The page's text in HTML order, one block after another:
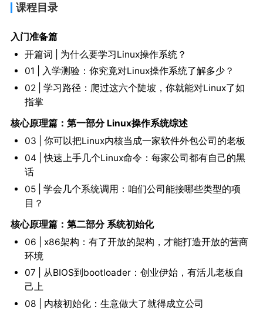
课程目录
入门准备篇
开篇词 | 为什么要学习Linux操作系统？
01 | 入学测验：你究竟对Linux操作系统了解多少？
02 | 学习路径：爬过这六个陡坡，你就能对Linux了如
指掌
核心原理篇：第一部分 Linux操作系统综述
03 | 你可以把Linux内核当成一家软件外包公司的老板
04 | 快速上手几个Linux命令：每家公司都有自己的黑
话
05 | 学会几个系统调用：咱们公司能接哪些类型的项
目？
核心原理篇：第二部分 系统初始化
06 | x86架构：有了开放的架构，才能打造开放的营商
环境
07 | 从BIOS到bootloader：创业伊始，有活儿老板自
己上
08 | 内核初始化：生意做大了就得成立公司